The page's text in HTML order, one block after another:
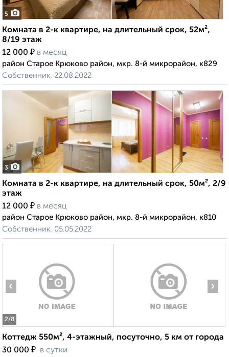
5
Комната в 2-к квартире, на длительный срок, 52м²,
8/19 этаж
12 000 ₽ в месяц
район Старое Крюково район, мкр. 8-й микрорайон, к829
Собственник, 22.08.2022
3
Комната в 2-к квартире, на длительный срок, 50м², 2/9
этаж
12 000 ₽ в месяц
район Старое Крюково район, мкр. 8-й микрорайон, к810
Собственник, 05.05.2022
2/8
‹ ›
Коттедж 550м², 4-этажный, посуточно, 5 км от города
30 000 ₽ в сутки